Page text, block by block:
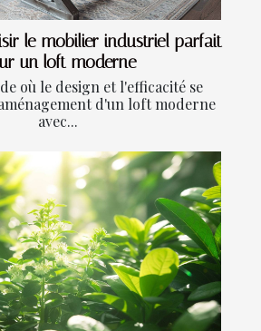
le mobilier industriel parfait
un loft moderne
où le design et l'efficacité se
d'un loft moderne
avec...